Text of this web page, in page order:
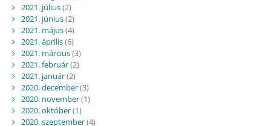
2021. július(2)
2021. június(2)
2021. május(4)
2021. április(6)
2021. március(3)
2021. február(2)
2021. január(2)
2020. december(3)
2020. november(1)
2020. október(1)
2020. szeptember(4)